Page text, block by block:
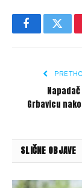
Facebook
Grbavicu
SLIČNE OBJAVE